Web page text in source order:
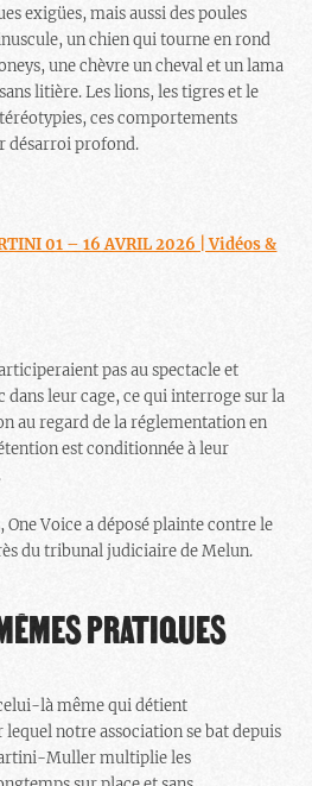
exigües, mais aussi des poules
un chien qui tourne en rond
une chèvre un cheval et un lama
litière. Les lions, les tigres et le
ces comportements
désarroi profond.
01 – 16 AVRIL 2026 | Vidéos &
pas au spectacle et
dans leur cage, ce qui interroge sur la
au regard de la réglementation en
est conditionnée à leur
One Voice a déposé plainte contre le
du tribunal judiciaire de Melun.
PRATIQUES
là même qui détient
lequel notre association se bat depuis
Muller multiplie les